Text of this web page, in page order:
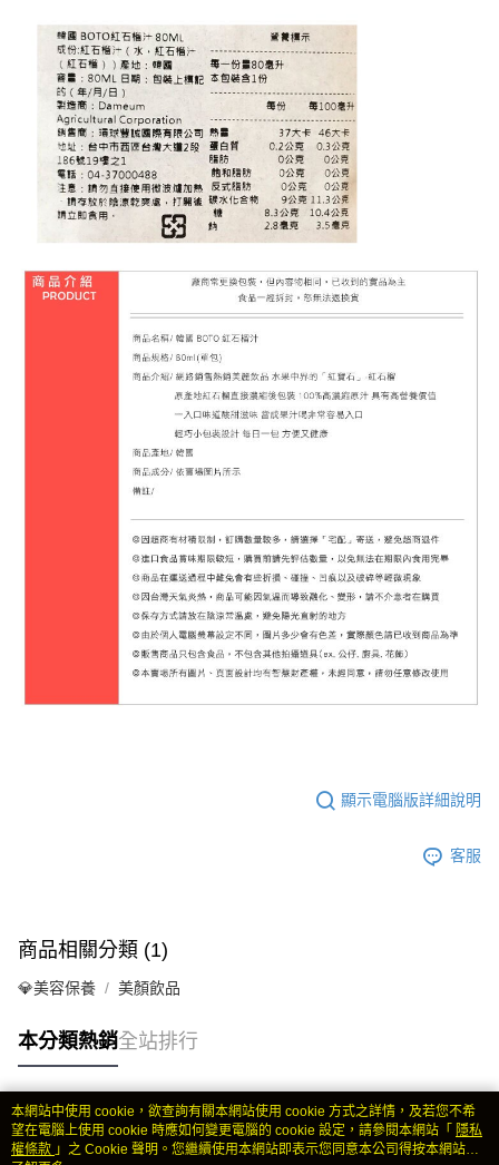
顯示電腦版詳細說明
客服
商品相關分類 (1)
💎美容保養 美顏飲品
本分類熱銷全站排行
熱門標籤
本網站中使用 cookie，欲查詢有關本網站使用 cookie 方式之詳情，及若您不希
望在電腦上使用 cookie 時應如何變更電腦的 cookie 設定，請參閱本網站「 隱私
權條款 」之 Cookie 聲明。您繼續使用本網站即表示您同意本公司得按本網站使